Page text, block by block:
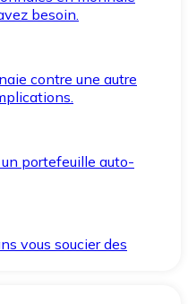
besoin.
contre une autre
portefeuille auto-
vous soucier des